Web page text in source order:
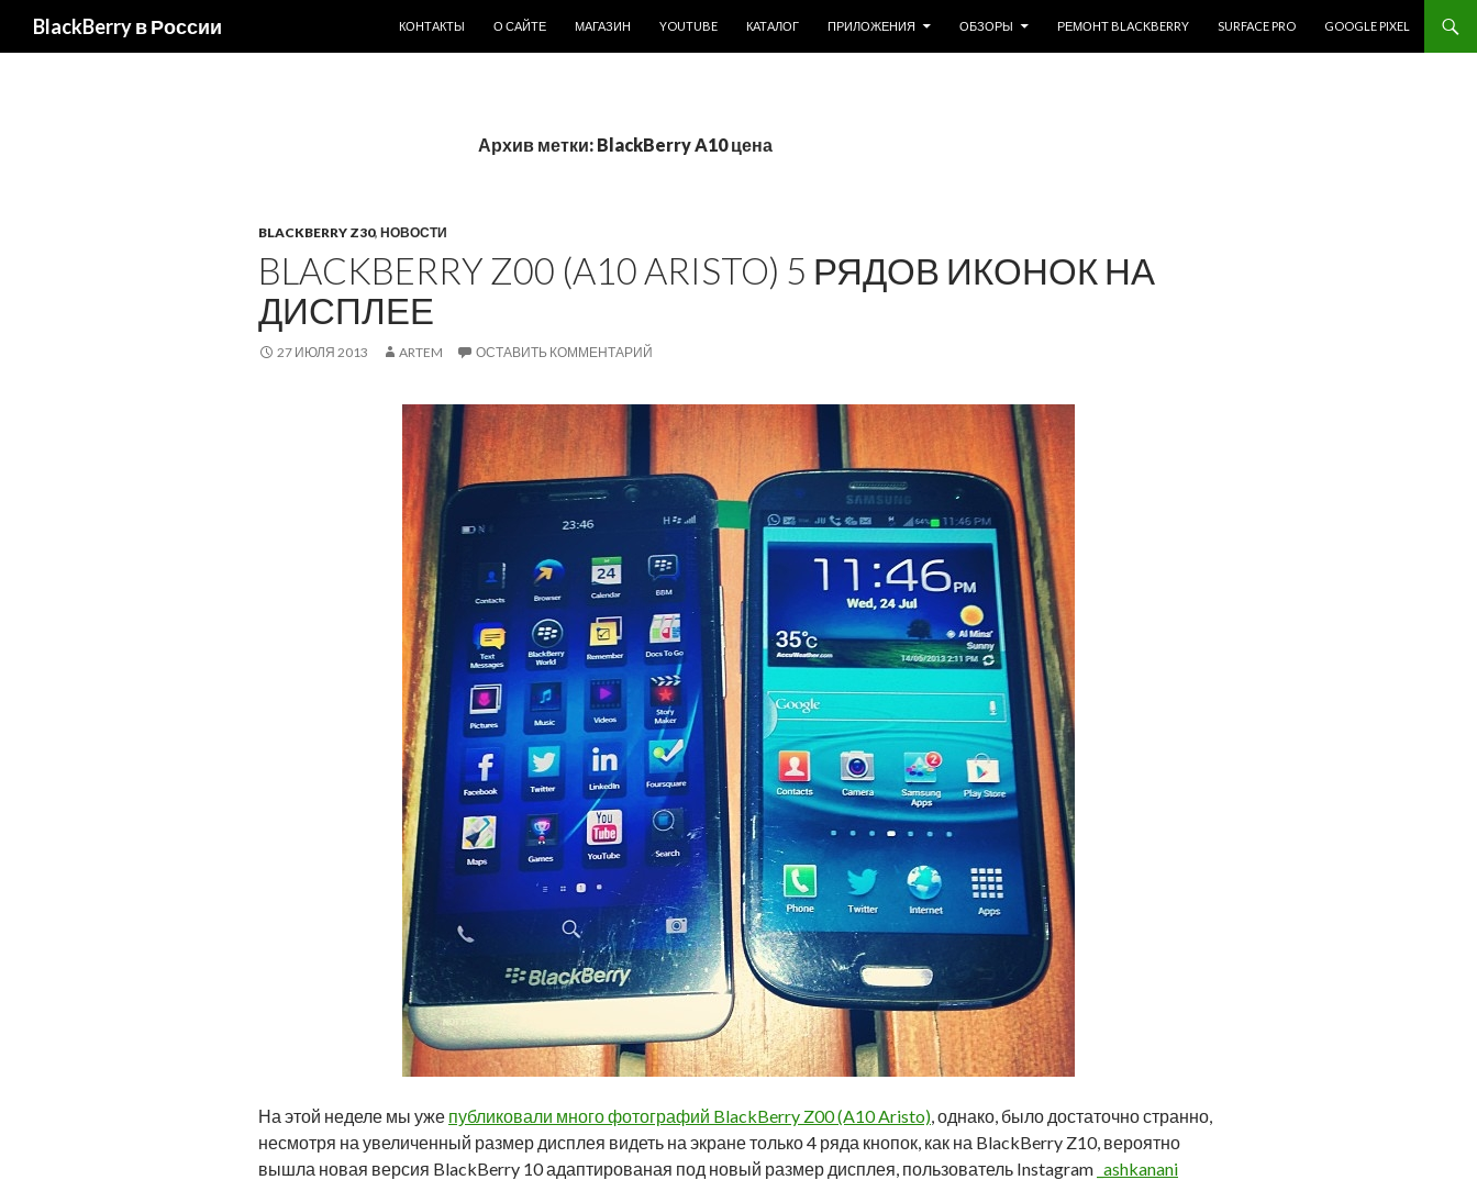
BlackBerry в России
КОНТАКТЫ
О САЙТЕ МАГАЗИН YOUTUBE КАТАЛОГ ПРИЛОЖЕНИЯ ОБЗОРЫ РЕМОНТ BLACKBERRY SURFACE PRO GOOGLE PIXEL
Архив метки: BlackBerry A10 цена
BLACKBERRY Z30, НОВОСТИ
BLACKBERRY Z00 (A10 ARISTO) 5 РЯДОВ ИКОНОК НА
ДИСПЛЕЕ
27 ИЮЛЯ 2013 ARTEM ОСТАВИТЬ КОММЕНТАРИЙ
На этой неделе мы уже публиковали много фотографий BlackBerry Z00 (A10 Aristo), однако, было достаточно странно,
несмотря на увеличенный размер дисплея видеть на экране только 4 ряда кнопок, как на BlackBerry Z10, вероятно
вышла новая версия BlackBerry 10 адаптированая под новый размер дисплея, пользователь Instagram _ashkanani